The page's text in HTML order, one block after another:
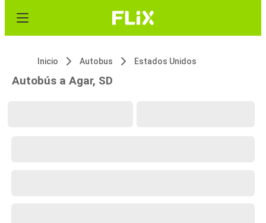
Inicio Autobus Estados Unidos
Autobús a Agar, SD